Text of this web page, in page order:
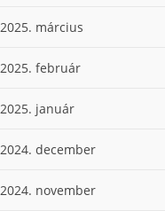
2025. március
2025. február
2025. január
2024. december
2024. november